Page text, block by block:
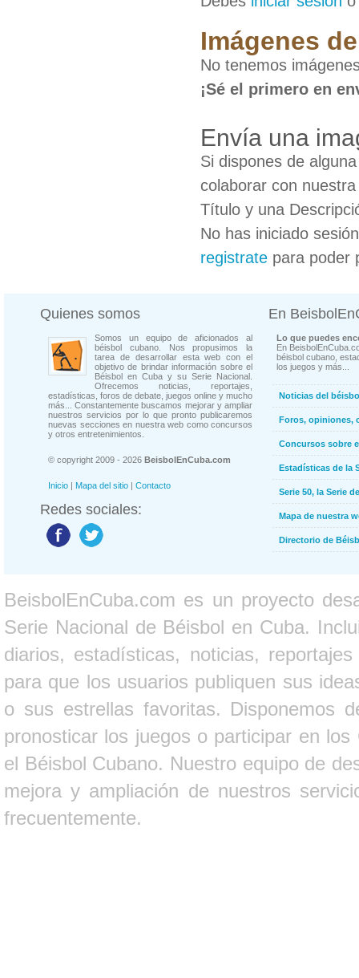
Imágenes
No tenemos
¡Sé el primero en
Envía una
Si dispones de
colaborar con
Título y una
No has iniciado
registrate para poder
Quienes somos
Somos un equipo de aficionados al
béisbol cubano. Nos propusimos la
tarea de desarrollar esta web con el
objetivo de brindar información sobre el
Béisbol en Cuba y su Serie Nacional.
Ofrecemos noticias, reportajes,
estadísticas, foros de debate, juegos online y mucho
más... Constantemente buscamos mejorar y ampliar
nuestros servicios por lo que pronto publicaremos
nuevas secciones en nuestra web como concursos
y otros entretenimientos.
© copyright 2009 - 2026 BeisbolEnCuba.com
Inicio | Mapa del sitio | Contacto
Redes sociales:
En
Lo que puedes
En
béisbol cubano,
los juegos y más...
Noticias del
Foros, opiniones,
Concursos sobre
Estadísticas de la
Serie 50, la Serie
Mapa de nuestra
Directorio de
BeisbolEnCuba.com es un proyecto
Serie Nacional de Béisbol en Cuba.
diarios, estadísticas, noticias,
para que los usuarios publiquen sus
o sus estrellas favoritas. Disponemos
pronosticar los juegos o participar en
el Béisbol Cubano. Nuestro equipo de
mejora y ampliación de nuestros
frecuentemente.